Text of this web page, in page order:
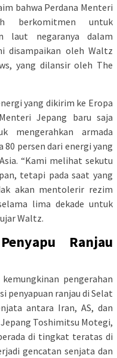
bahwa Perdana Menteri
berkomitmen untuk
laut negaranya dalam
disampaikan oleh Waltz
yang dilansir oleh The
yang dikirim ke Eropa
Jepang baru saja
mengerahkan armada
persen dari energi yang
“Kami melihat sekutu
tetapi pada saat yang
akan mentolerir rezim
lima dekade untuk
Waltz.
Ranjau
pengerahan
penyapuan ranjau di Selat
antara Iran, AS, dan
Toshimitsu Motegi,
di tingkat teratas di
gencatan senjata dan